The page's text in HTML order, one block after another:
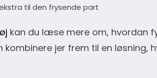
til den frysende part
kan du læse mere om, hvordan
jer frem til en løsning,